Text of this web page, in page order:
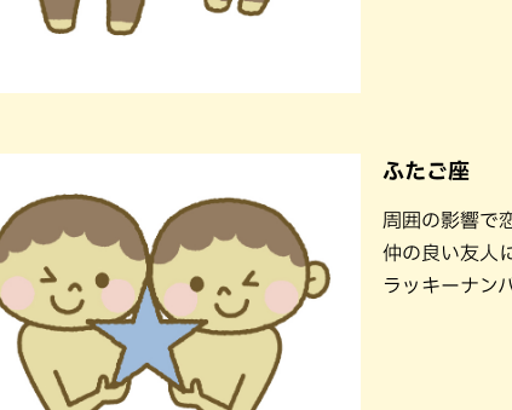
ふたご座
周囲の影響で
仲の良い友人
ラッキーナン